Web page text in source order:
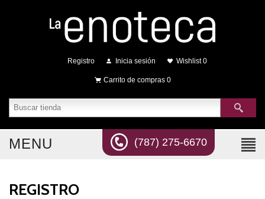
Registro Inicia sesión Wishlist 0
Carrito de compras 0
(787) 275-6670
MENU
REGISTRO